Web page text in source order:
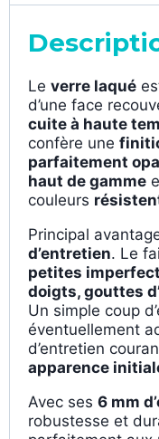
Le verre laqué
d’une face
cuite à haute
confère une
parfaitement
haut de gamme
couleurs
Principal
d’entretien. Le
petites
doigts, gouttes
Un simple coup
éventuellement
d’entretien
apparence
Avec ses 6 mm
robustesse et